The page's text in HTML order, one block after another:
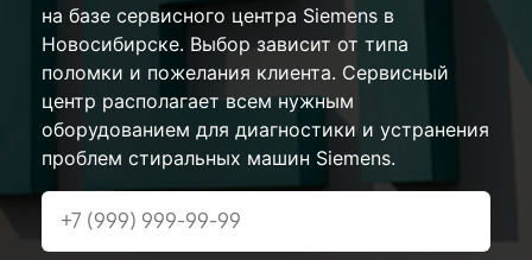
на базе сервисного центра Siemens в
Новосибирске. Выбор зависит от типа
поломки и пожелания клиента. Сервисный
центр располагает всем нужным
оборудованием для диагностики и устранения
проблем стиральных машин Siemens.